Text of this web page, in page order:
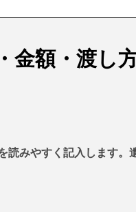
金額・渡し
読みやすく記入します。